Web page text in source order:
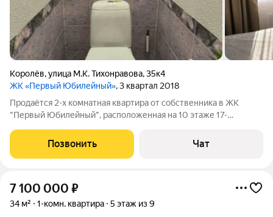
Королёв,улица М.К. Тихонравова,35к4
ЖК «Первый Юбилейный», 3 квартал 2018
Продаётся 2-х комнатная квартира от собственника в ЖК
"Первый Юбилейный", расположенная на 10 этаже 17-
метра. Общая площадь квартиры 50,6 кв. м, жилая 30,3 кв. м,
Позвонить Чат
7 100 000 ₽
34 м² 1-комн. квартира 5 этаж из 9